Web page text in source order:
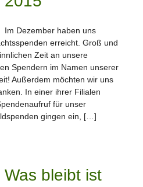
Im Dezember haben uns
erreicht. Groß und
Zeit an unsere
Spendern im Namen unserer
Außerdem möchten wir uns
In einer ihrer Filialen
für unser
gingen ein, […]
Was bleibt ist